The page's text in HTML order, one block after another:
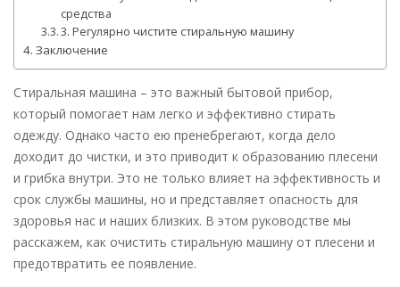
средства
3. Регулярно чистите стиральную машину
Заключение
Стиральная машина – это важный бытовой прибор,
который помогает нам легко и эффективно стирать
одежду. Однако часто ею пренебрегают, когда дело
доходит до чистки, и это приводит к образованию плесени
и грибка внутри. Это не только влияет на эффективность и
срок службы машины, но и представляет опасность для
здоровья нас и наших близких. В этом руководстве мы
расскажем, как очистить стиральную машину от плесени и
предотвратить ее появление.